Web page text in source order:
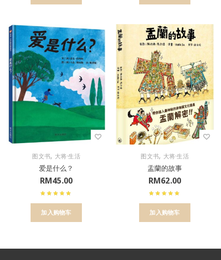
图文书, 大将·生活
爱是什么？
RM45.00
加入购物车
图文书, 大将·生活
盂蘭的故事
RM62.00
加入购物车